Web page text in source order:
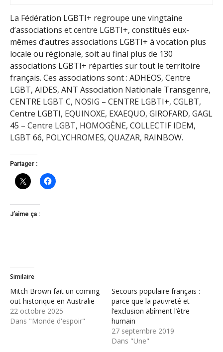
La Fédération LGBTI+ regroupe une vingtaine
d’associations et centre LGBTI+, constitués eux-
mêmes d’autres associations LGBTI+ à vocation plus
locale ou régionale, soit au final plus de 130
associations LGBTI+ réparties sur tout le territoire
français. Ces associations sont : ADHEOS, Centre
LGBT, AIDES, ANT Association Nationale Transgenre,
CENTRE LGBT C, NOSIG – CENTRE LGBTI+, CGLBT,
Centre LGBTI, EQUINOXE, EXAEQUO, GIROFARD, GAGL
45 – Centre LGBT, HOMOGÈNE, COLLECTIF IDEM,
LGBT 66, POLYCHROMES, QUAZAR, RAINBOW.
Partager :
J’aime ça :
Similaire
Mitch Brown fait un coming
out historique en Australie
22 octobre 2025
Dans "Monde d'espoir"
Secours populaire français :
parce que la pauvreté et
l’exclusion abîment l’être
humain
27 septembre 2019
Dans "Une"